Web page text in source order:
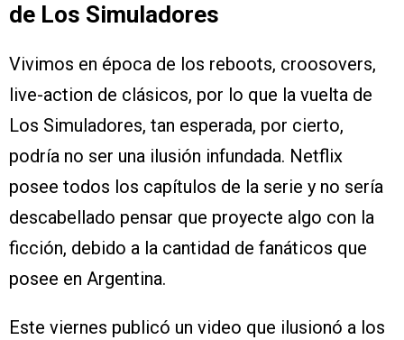
de Los Simuladores
Vivimos en época de los reboots, croosovers,
live-action de clásicos, por lo que la vuelta de
Los Simuladores, tan esperada, por cierto,
podría no ser una ilusión infundada. Netflix
posee todos los capítulos de la serie y no sería
descabellado pensar que proyecte algo con la
ficción, debido a la cantidad de fanáticos que
posee en Argentina.
Este viernes publicó un video que ilusionó a los